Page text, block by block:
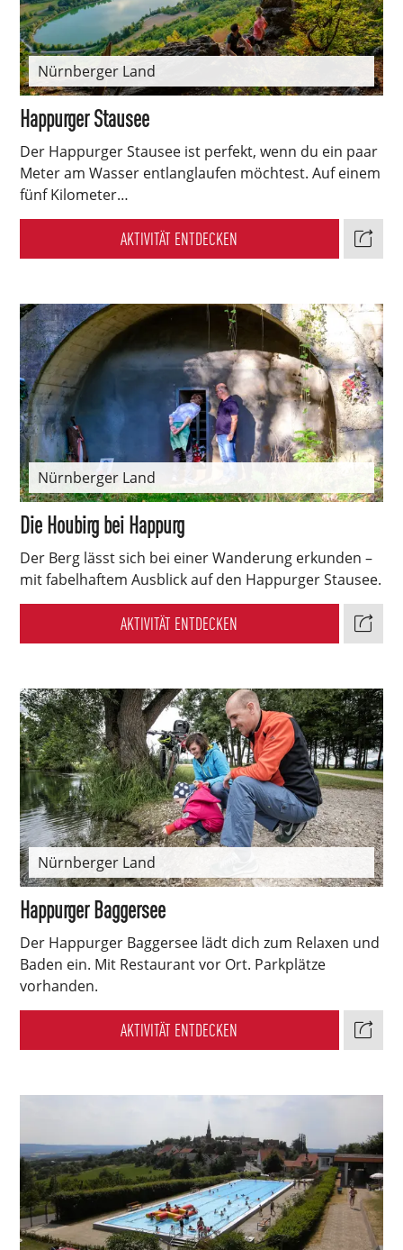
Nürnberger Land
Happurger Stausee
Der Happurger Stausee ist perfekt, wenn du ein paar
Meter am Wasser entlanglaufen möchtest. Auf einem
fünf Kilometer…
AKTIVITÄT ENTDECKEN
Nürnberger Land
Die Houbirg bei Happurg
Der Berg lässt sich bei einer Wanderung erkunden –
mit fabelhaftem Ausblick auf den Happurger Stausee.
AKTIVITÄT ENTDECKEN
Nürnberger Land
Happurger Baggersee
Der Happurger Baggersee lädt dich zum Relaxen und
Baden ein. Mit Restaurant vor Ort. Parkplätze
vorhanden.
AKTIVITÄT ENTDECKEN